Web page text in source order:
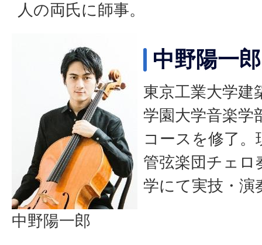
人の両氏に師事。
中野陽一郎
中野陽一
東京工業大学建
学園大学音楽学
コースを修了
管弦楽団チェロ
学にて実技・演